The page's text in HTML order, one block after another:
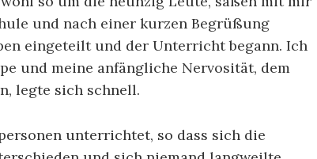
und nach einer kurzen Begrüßung
eingeteilt und der Unterricht begann. Ich
und meine anfängliche Nervosität, dem
legte sich schnell.
unterrichtet, so dass sich die